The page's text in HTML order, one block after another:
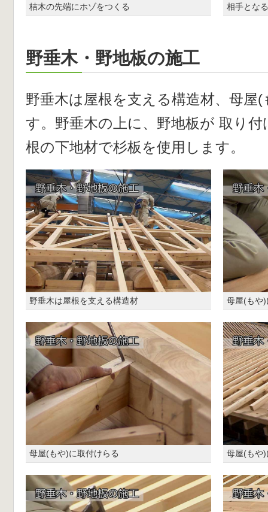
桔木の先端にホゾをつくる 相手とな
野垂木・野地板の施工
野垂木は屋根を支える構造材、母屋
す。野垂木の上に、野地板が 取り
根の下地材で杉板を使用します。
野垂木は屋根を支える構造材 母屋(もや
母屋(もや)に取付けらる 母屋(もや